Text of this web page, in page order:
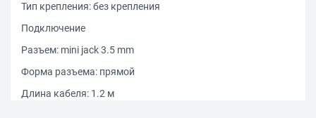
Тип крепления: без крепления
Подключение
Разъем: mini jack 3.5 mm
Форма разъема: прямой
Длина кабеля: 1.2 м